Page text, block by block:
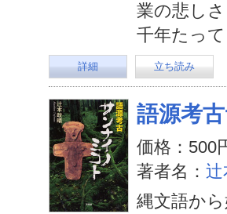
業の悲し
千年たっ
詳細 立ち読み
語源考
価格：500
著者名： 辻
縄文語か